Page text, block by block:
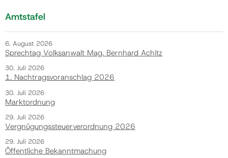
Amtstafel
6. August 2026
Sprechtag Volksanwalt Mag. Bernhard Achitz
30. Juli 2026
1. Nachtragsvoranschlag 2026
30. Juli 2026
Marktordnung
29. Juli 2026
Vergnügungssteuerverordnung 2026
29. Juli 2026
Öffentliche Bekanntmachung